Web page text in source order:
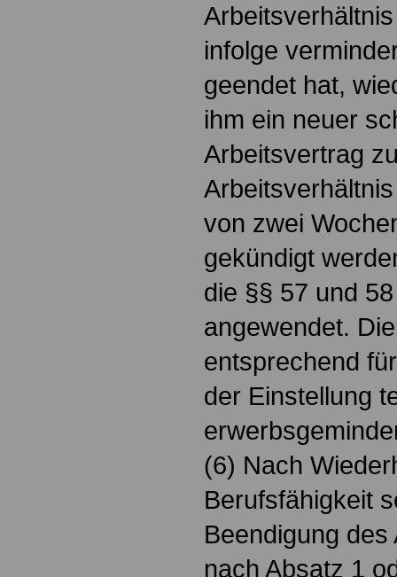
infolge
geendet hat,
ihm ein neuer
Arbeitsvertrag
von zwei
gekündigt
die §§ 57 und
angewendet.
entsprechend
der Einstellung
(6) Nach
Berufsfähigkeit
Beendigung
nach Absatz 1